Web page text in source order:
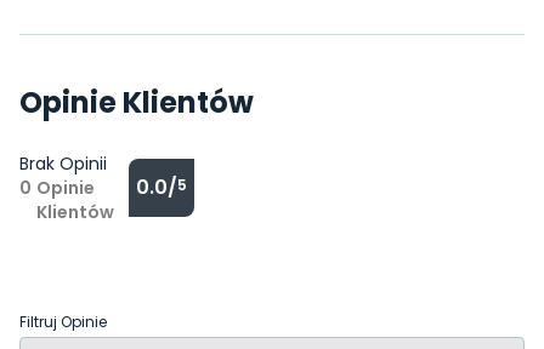
Opinie Klientów
Brak Opinii
0 Opinie
Klientów
0.0/5
Filtruj Opinie